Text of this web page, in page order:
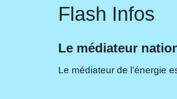
Flash Infos
Le médiateur
Le médiateur de l'énergie